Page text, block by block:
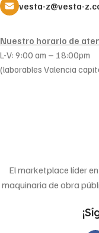
vesta-z@vesta-
Nuestro horario de
L-V: 9:00 am – 18:00pm
(laborables Valencia
El marketplace líder
maquinaria de obra